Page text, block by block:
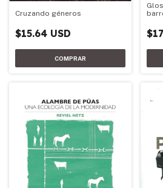
Cruzando géneros
$15.64 USD